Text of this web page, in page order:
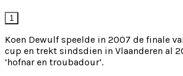
1
Koen Dewulf speelde in 2007 de finale
cup en trekt sindsdien in Vlaanderen al
‘hofnar en troubadour’.